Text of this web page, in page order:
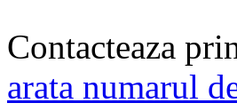
Contacteaza
arata numarul